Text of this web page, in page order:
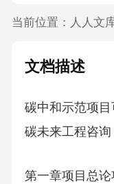
当前位置： 人人文
文档描述
碳中和示范项
碳未来工程咨询
第一章项目总